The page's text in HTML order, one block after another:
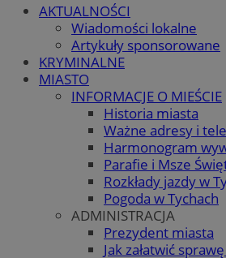
AKTUALNOŚCI
Wiadomości lokalne
Artykuły sponsorowane
KRYMINALNE
MIASTO
INFORMACJE O MIEŚCIE
Historia miasta
Ważne adresy i
Harmonogram
Parafie i Msze
Rozkłady jazdy w
Pogoda w Tychach
ADMINISTRACJA
Prezydent miasta
Jak załatwić